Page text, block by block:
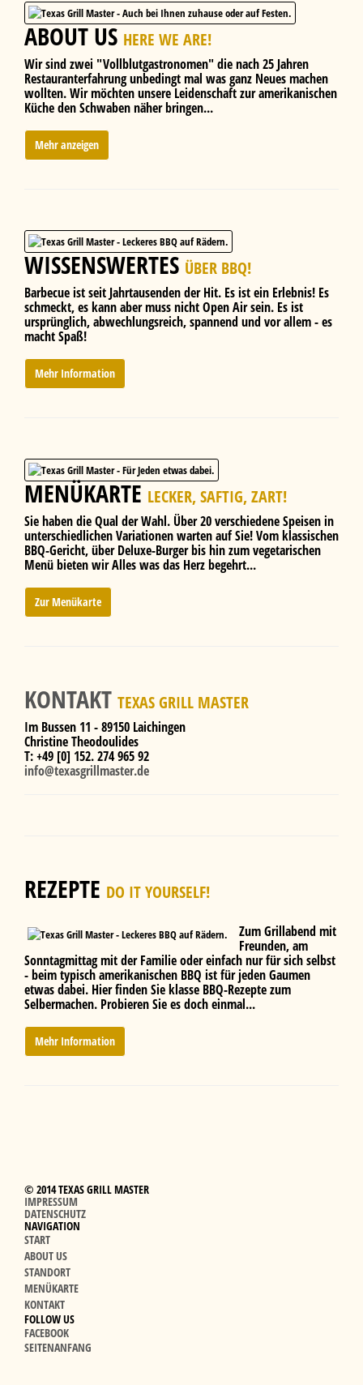
ABOUT USHERE WE ARE!
Wir sind zwei "Vollblutgastronomen" die nach 25 Jahren
Restauranterfahrung unbedingt mal was ganz Neues machen
wollten. Wir möchten unsere Leidenschaft zur amerikanischen
Küche den Schwaben näher bringen...
Mehr anzeigen
WISSENSWERTESÜBER BBQ!
Barbecue ist seit Jahrtausenden der Hit. Es ist ein Erlebnis! Es
schmeckt, es kann aber muss nicht Open Air sein. Es ist
ursprünglich, abwechlungsreich, spannend und vor allem - es
macht Spaß!
Mehr Information
MENÜKARTELECKER, SAFTIG, ZART!
Sie haben die Qual der Wahl. Über 20 verschiedene Speisen in
unterschiedlichen Variationen warten auf Sie! Vom klassischen
BBQ-Gericht, über Deluxe-Burger bis hin zum vegetarischen
Menü bieten wir Alles was das Herz begehrt...
Zur Menükarte
KONTAKT TEXAS GRILL MASTER
Im Bussen 11 - 89150 Laichingen
Christine Theodoulides
T: +49 [0] 152. 274 965 92
info@texasgrillmaster.de
REZEPTE DO IT YOURSELF!
Zum Grillabend mit
Freunden, am
Sonntagmittag mit der Familie oder einfach nur für sich selbst
- beim typisch amerikanischen BBQ ist für jeden Gaumen
etwas dabei. Hier finden Sie klasse BBQ-Rezepte zum
Selbermachen. Probieren Sie es doch einmal...
Mehr Information
© 2014 TEXAS GRILL MASTER
IMPRESSUM
DATENSCHUTZ
NAVIGATION
START
ABOUT US
STANDORT
MENÜKARTE
KONTAKT
FOLLOW US
FACEBOOK
SEITENANFANG